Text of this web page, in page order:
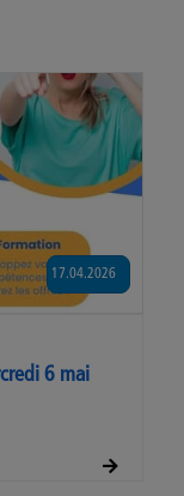
6 mai
17.04.2026